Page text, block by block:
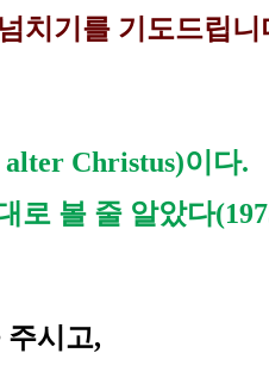
넘치기를 기도드립니
Christus)이다.
로 볼 줄 알았다
주시고,